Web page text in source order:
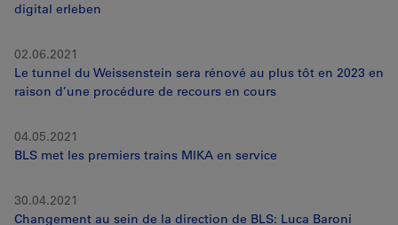
digital erleben
02.06.2021
Le tunnel du Weissenstein sera rénové au plus tôt en 2023 en
raison d’une procédure de recours en cours
04.05.2021
BLS met les premiers trains MIKA en service
30.04.2021
Changement au sein de la direction de BLS: Luca Baroni